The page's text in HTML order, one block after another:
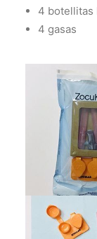
4 botellitas
4 gasas